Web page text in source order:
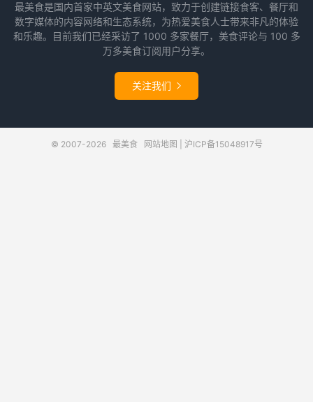
最美食是国内首家中英文美食网站，致力于创建链接食客、餐厅和
数字媒体的内容网络和生态系统，为热爱美食人士带来非凡的体验
和乐趣。目前我们已经采访了 1000 多家餐厅，美食评论与 100 多
万多美食订阅用户分享。
关注我们 
© 2007-2026 最美食 网站地图 沪ICP备15048917号